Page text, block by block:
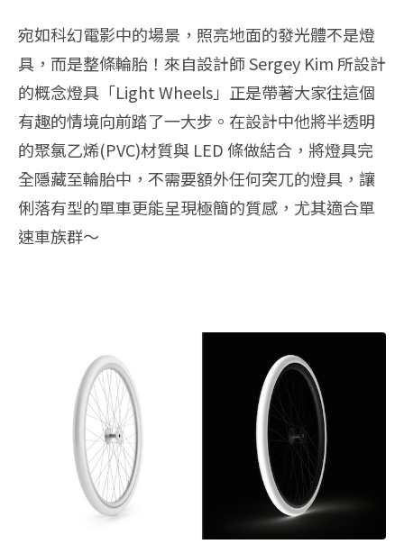
宛如科幻電影中的場景，照亮地面的發光體不是燈
具，而是整條輪胎！來自設計師 Sergey Kim 所設計
的概念燈具「Light Wheels」正是帶著大家往這個
有趣的情境向前踏了一大步。在設計中他將半透明
的聚氯乙烯(PVC)材質與 LED 條做結合，將燈具完
全隱藏至輪胎中，不需要額外任何突兀的燈具，讓
俐落有型的單車更能呈現極簡的質感，尤其適合單
速車族群～